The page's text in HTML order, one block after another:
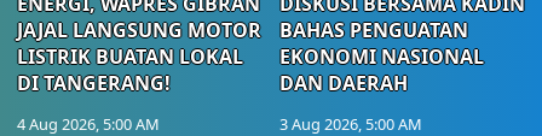
JAJAL LANGSUNG MOTOR
LISTRIK BUATAN LOKAL
DI TANGERANG!
4 Aug 2026, 5:00 AM
BAHAS PENGUATAN
EKONOMI NASIONAL
DAN DAERAH
3 Aug 2026, 5:00 AM